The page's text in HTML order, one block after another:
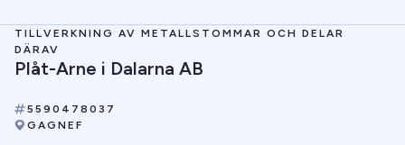
TILLVERKNING AV METALLSTOMMAR OCH DELAR
DÄRAV
Plåt-Arne i Dalarna AB
5590478037
GAGNEF